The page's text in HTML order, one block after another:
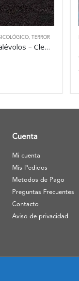
TERROR
Cuentos malévolos – Clemente Palma
Cuenta
Mi cuenta
Mis Pedidos
Metodos de Pago
Preguntas Frecuentes
Contacto
Aviso de privacidad